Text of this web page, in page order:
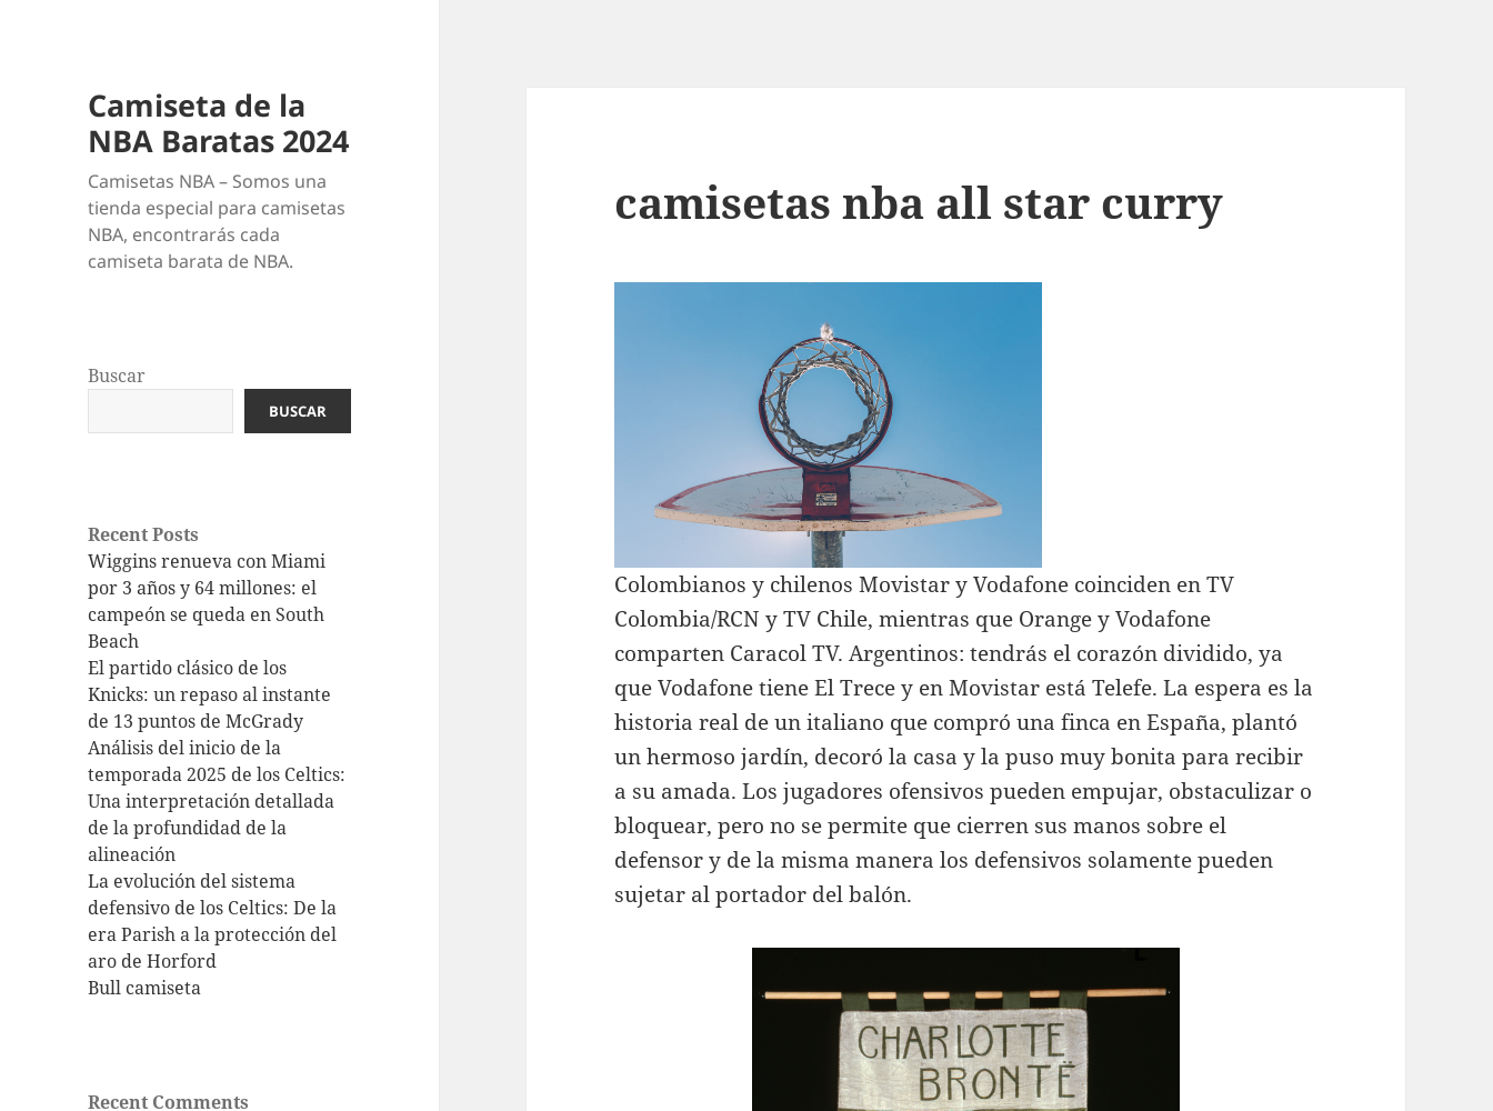
Camiseta de la
NBA Baratas 2024
Camisetas NBA – Somos una
tienda especial para camisetas
NBA, encontrarás cada
camiseta barata de NBA.
Buscar
BUSCAR
Recent Posts
Wiggins renueva con Miami
por 3 años y 64 millones: el
campeón se queda en South
Beach
El partido clásico de los
Knicks: un repaso al instante
de 13 puntos de McGrady
Análisis del inicio de la
temporada 2025 de los Celtics:
Una interpretación detallada
de la profundidad de la
alineación
La evolución del sistema
defensivo de los Celtics: De la
era Parish a la protección del
aro de Horford
Bull camiseta
Recent Comments
camisetas nba all star curry
Colombianos y chilenos Movistar y Vodafone coinciden en TV
Colombia/RCN y TV Chile, mientras que Orange y Vodafone
comparten Caracol TV. Argentinos: tendrás el corazón dividido, ya
que Vodafone tiene El Trece y en Movistar está Telefe. La espera es la
historia real de un italiano que compró una finca en España, plantó
un hermoso jardín, decoró la casa y la puso muy bonita para recibir
a su amada. Los jugadores ofensivos pueden empujar, obstaculizar o
bloquear, pero no se permite que cierren sus manos sobre el
defensor y de la misma manera los defensivos solamente pueden
sujetar al portador del balón.